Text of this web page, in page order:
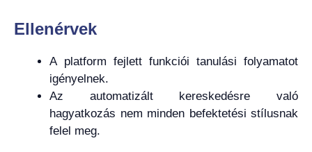
Ellenérvek
A platform fejlett funkciói tanulási folyamatot
igényelnek.
Az automatizált kereskedésre való
hagyatkozás nem minden befektetési stílusnak
felel meg.